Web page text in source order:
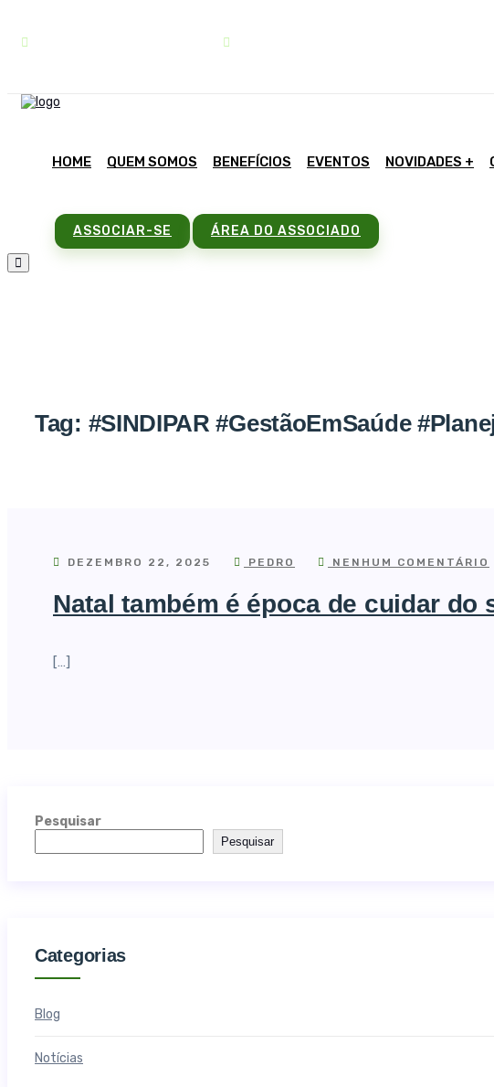
HOME QUEM SOMOS BENEFÍCIOS EVENTOS NOVIDADES
ASSOCIAR-SE ÁREA DO ASSOCIADO
Tag: #SINDIPAR #GestãoEmSaúde
DEZEMBRO 22, 2025 PEDRO NENHUM COMENTÁRIO
Natal também é época de cuidar do
[…]
Pesquisar
Pesquisar
Categorias
Blog
Notícias